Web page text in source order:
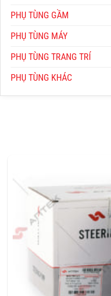
PHỤ TÙNG GẦM
PHỤ TÙNG MÁY
PHỤ TÙNG TRANG TRÍ
PHỤ TÙNG KHÁC